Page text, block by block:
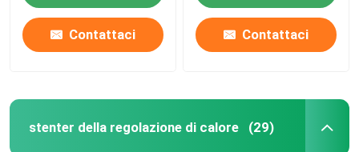
Contattaci Contattaci
stenter della regolazione di calore (29)